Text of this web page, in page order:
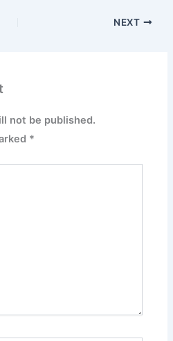
NEXT
not be published.
*